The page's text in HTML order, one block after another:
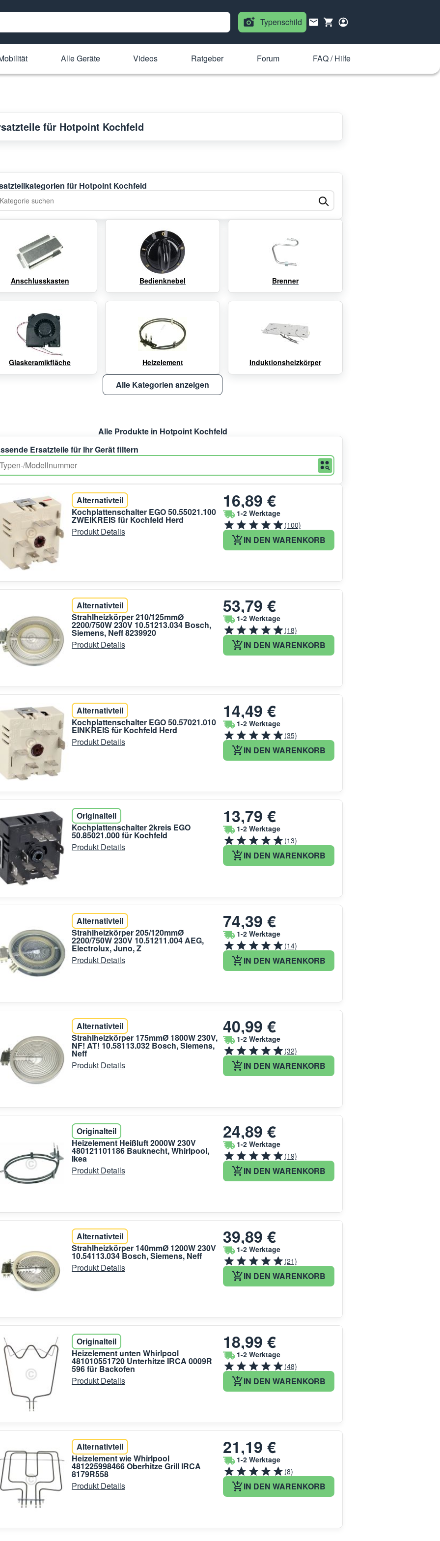
Typenschild
Alle Geräte Videos Ratgeber Forum FAQ / Hilfe
für Hotpoint Kochfeld
für Hotpoint Kochfeld
suchen
Anschlusskasten Bedienknebel Brenner
Glaskeramikfläche Heizelement Induktionsheizkörper
Alle Kategorien anzeigen
Alle Produkte in Hotpoint Kochfeld
Ersatzteile für Ihr Gerät filtern
Alternativteil
Kochplattenschalter EGO 50.55021.100
ZWEIKREIS für Kochfeld Herd
Produkt Details
16,89 €
1-2 Werktage
(100)
IN DEN WARENKORB
Alternativteil
Strahlheizkörper 210/125mmØ
2200/750W 230V 10.51213.034 Bosch,
Siemens, Neff 8239920
Produkt Details
53,79 €
1-2 Werktage
(18)
IN DEN WARENKORB
Alternativteil
Kochplattenschalter EGO 50.57021.010
EINKREIS für Kochfeld Herd
Produkt Details
14,49 €
1-2 Werktage
(35)
IN DEN WARENKORB
Originalteil
Kochplattenschalter 2kreis EGO
50.85021.000 für Kochfeld
Produkt Details
13,79 €
1-2 Werktage
(13)
IN DEN WARENKORB
Alternativteil
Strahlheizkörper 205/120mmØ
2200/750W 230V 10.51211.004 AEG,
Electrolux, Juno, Z
Produkt Details
74,39 €
1-2 Werktage
(14)
IN DEN WARENKORB
Alternativteil
Strahlheizkörper 175mmØ 1800W 230V,
NF! AT! 10.58113.032 Bosch, Siemens,
Neff
Produkt Details
40,99 €
1-2 Werktage
(32)
IN DEN WARENKORB
Originalteil
Heizelement Heißluft 2000W 230V
480121101186 Bauknecht, Whirlpool,
Ikea
Produkt Details
24,89 €
1-2 Werktage
(19)
IN DEN WARENKORB
Alternativteil
Strahlheizkörper 140mmØ 1200W 230V
10.54113.034 Bosch, Siemens, Neff
Produkt Details
39,89 €
1-2 Werktage
(21)
IN DEN WARENKORB
Originalteil
Heizelement unten Whirlpool
481010551720 Unterhitze IRCA 0009R
596 für Backofen
Produkt Details
18,99 €
1-2 Werktage
(48)
IN DEN WARENKORB
Alternativteil
Heizelement wie Whirlpool
481225998466 Oberhitze Grill IRCA
8179R558
Produkt Details
21,19 €
1-2 Werktage
(8)
IN DEN WARENKORB